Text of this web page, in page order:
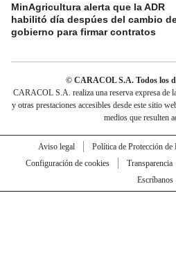
MinAgricultura alerta que la ADR
habilitó día despúes del cambio
gobierno para firmar contratos
© CARACOL S.A. Todos los
CARACOL S.A. realiza una reserva expresa de
y otras prestaciones accesibles desde este sitio
medios que resulten
Aviso legal Política de Protección de
Configuración de cookies
Transparencia
Escríbanos